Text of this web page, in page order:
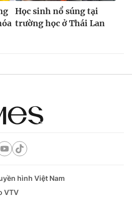
Học sinh nổ súng tại
trường học ở Thái Lan
hình Việt Nam
VTV